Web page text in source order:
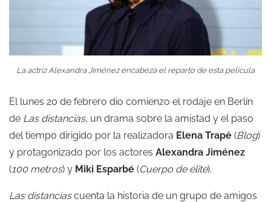
La actriz Alexandra Jiménez encabeza el reparto de esta película
El lunes 20 de febrero dio comienzo el rodaje en Berlín
de Las distancias, un drama sobre la amistad y el paso
del tiempo dirigido por la realizadora Elena Trapé (Blog)
y protagonizado por los actores Alexandra Jiménez
(100 metros) y Miki Esparbé (Cuerpo de élite).
Las distanciascuenta la historia de un grupo de amigos